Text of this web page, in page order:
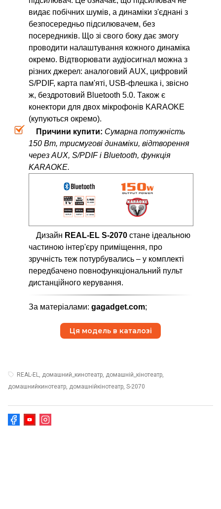
видає побічних шумів, а динаміки з'єднані з
безпосередньо підсилювачем, без
посередників. Що зі свого боку дає змогу
проводити налаштування кожного динаміка
окремо. Відтворювати аудіосигнал можна з
різних джерел: аналоговий AUX, цифровий
S/PDIF, карта пам'яті, USB-флешка і, звісно
ж, бездротовий Bluetooth 5.0. Також є
конектори для двох мікрофонів KARAOKE
(купуються окремо).
Причини купити: Сумарна потужність
150 Вт, трисмугові динаміки, відтворення
через AUX, S/PDIF і Bluetooth, функція
KARAOKE.
Дизайн REAL-EL S-2070стане ідеальною
частиною інтер'єру приміщення, про
зручність теж потурбувались – у комплекті
передбачено повнофункціональний пульт
дистанційного керування.
За матеріалами: gagadget.com;
Ця модель в каталозі
REAL-EL, домашний_кинотеатр, домашній_кінотеатр,
домашнийкинотеатр, домашнійкінотеатр, S-2070